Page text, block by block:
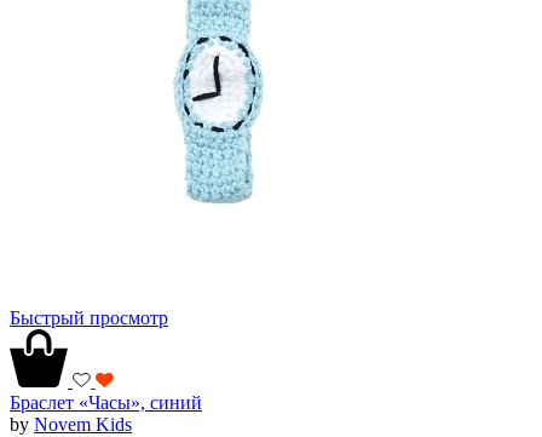
Быстрый просмотр
Браслет «Часы», синий
by Novem Kids